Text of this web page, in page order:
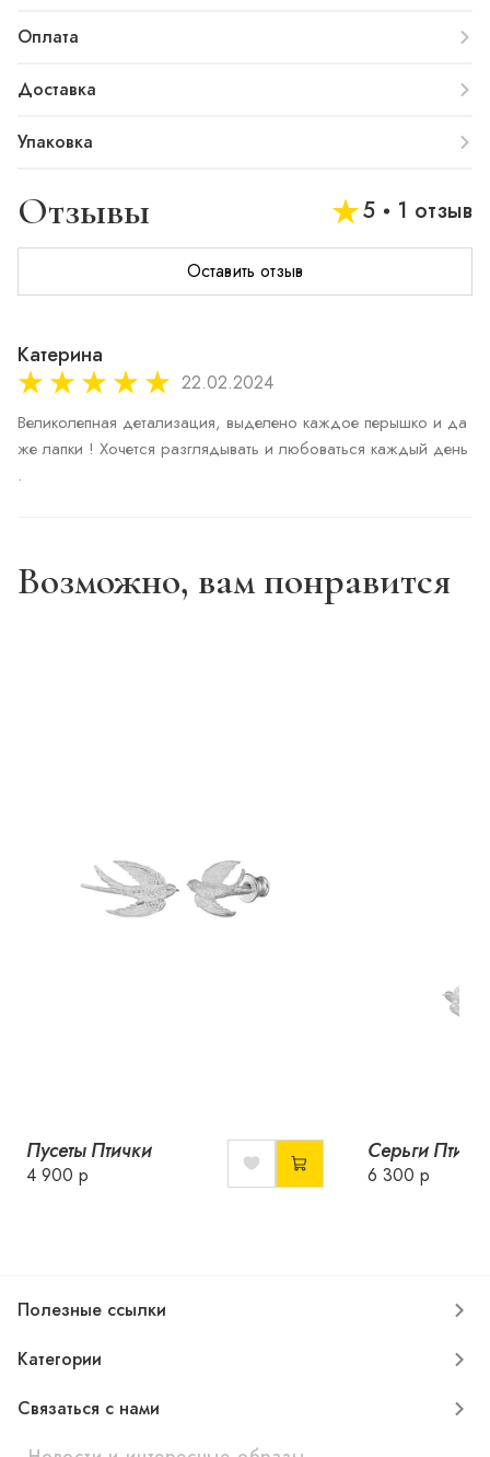
Оплата
Доставка
Упаковка
Отзывы 5 1 отзыв
Оставить отзыв
Катерина
22.02.2024
Великолепная детализация, выделено каждое перышко и да
же лапки ! Хочется разглядывать и любоваться каждый день
.
Возможно, вам понравится
Пусеты Птички
4 900 р
Серьги
6 300 р
Полезные ссылки
Категории
Связаться с нами